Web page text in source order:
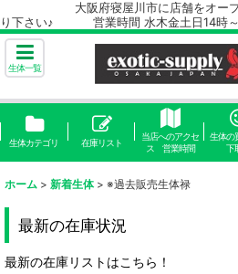
大阪府寝屋川市に店舗をオープン
り下さい♪ 営業時間 水木金土日14時
生体一覧
生体カテゴリ 在庫リスト
当店へのアクセ
ス 営業時間
生体の
下
ホーム > 新着生体 > ※過去販売生体禄
最新の在庫状況
最新の在庫リストはこちら！